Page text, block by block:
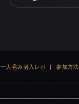
一人呑み潜入レポ | 参加方法